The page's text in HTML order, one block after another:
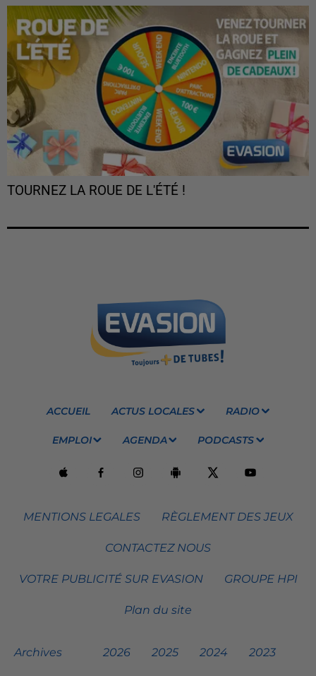
TOURNEZ LA ROUE DE L'ÉTÉ !
ACCUEIL ACTUS LOCALES RADIO
EMPLOI AGENDA PODCASTS
MENTIONS LEGALES RÈGLEMENT DES JEUX
CONTACTEZ NOUS
VOTRE PUBLICITÉ SUR EVASION GROUPE HPI
Plan du site
Archives 2026 2025 2024 2023